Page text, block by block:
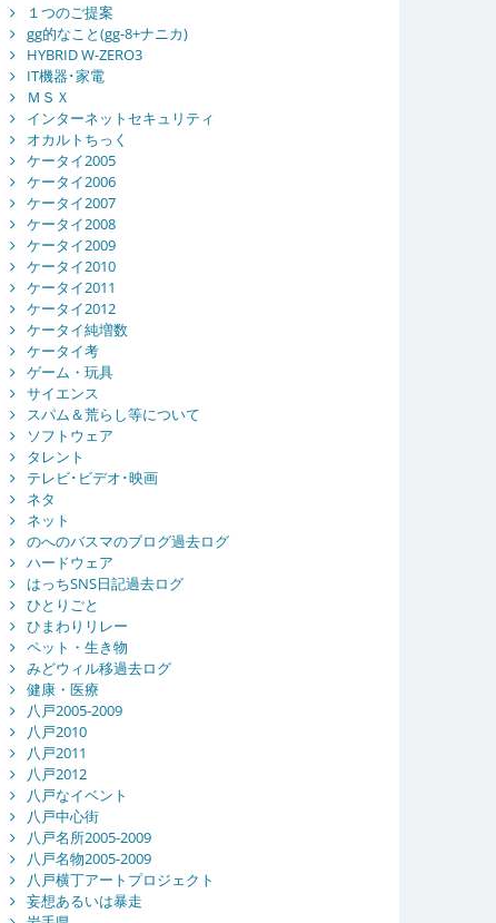
１つのご提案
gg的なこと(gg-8+ナニカ)
HYBRID W-ZERO3
IT機器･家電
ＭＳＸ
インターネットセキュリティ
オカルトちっく
ケータイ2005
ケータイ2006
ケータイ2007
ケータイ2008
ケータイ2009
ケータイ2010
ケータイ2011
ケータイ2012
ケータイ純増数
ケータイ考
ゲーム・玩具
サイエンス
スパム＆荒らし等について
ソフトウェア
タレント
テレビ･ビデオ･映画
ネタ
ネット
のへのバスマのブログ過去ログ
ハードウェア
はっちSNS日記過去ログ
ひとりごと
ひまわりリレー
ペット・生き物
みどウィル移過去ログ
健康・医療
八戸2005-2009
八戸2010
八戸2011
八戸2012
八戸なイベント
八戸中心街
八戸名所2005-2009
八戸名物2005-2009
八戸横丁アートプロジェクト
妄想あるいは暴走